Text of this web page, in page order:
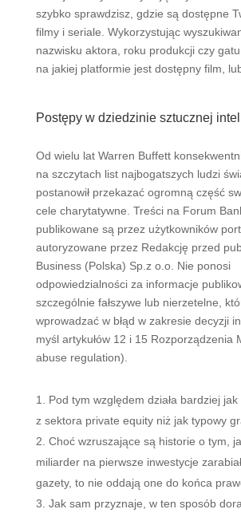
szybko sprawdzisz, gdzie są dostępne
filmy i seriale. Wykorzystując
nazwisku aktora, roku produkcji czy
na jakiej platformie jest dostępny film,
Postępy w dziedzinie sztucznej
Od wielu lat Warren Buffett
na szczytach list najbogatszych ludzi
postanowił przekazać ogromną część
cele charytatywne. Treści na Forum
publikowane są przez użytkowników
autoryzowane przez Redakcję przed
Business (Polska) Sp.z o.o. Nie ponosi
odpowiedzialności za informacje
szczególnie fałszywe lub nierzetelne,
wprowadzać w błąd w zakresie decyzji
myśl artykułów 12 i 15 Rozporządzenia
abuse regulation).
Pod tym względem działa bardziej
z sektora private equity niż jak typowy
Choć wzruszające są historie o tym,
miliarder na pierwsze inwestycje
gazety, to nie oddają one do końca
Jak sam przyznaje, w ten sposób